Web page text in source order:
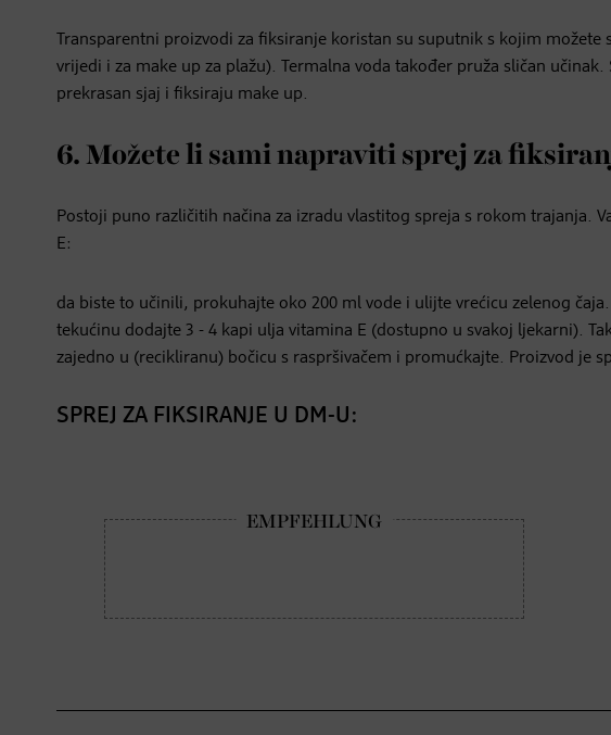
Transparentni proizvodi za fiksiranje koristan su suputnik s kojim
vrijedi i za make up za plažu). Termalna voda također pruža sličan
prekrasan sjaj i fiksiraju make up.
6. Možete li sami napraviti sprej za
Postoji puno različitih načina za izradu vlastitog spreja s rokom trajanja.
E:
da biste to učinili, prokuhajte oko 200 ml vode i ulijte vrećicu zelenog
tekućinu dodajte 3 - 4 kapi ulja vitamina E (dostupno u svakoj ljekarni).
zajedno u (recikliranu) bočicu s raspršivačem i promućkajte. Proizvod je
SPREJ ZA FIKSIRANJE U DM-U: